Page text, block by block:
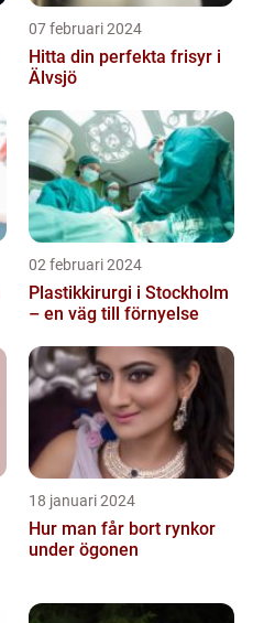
07 februari 2024
Hitta din perfekta frisyr i
Älvsjö
02 februari 2024
Plastikkirurgi i Stockholm
– en väg till förnyelse
18 januari 2024
Hur man får bort rynkor
under ögonen